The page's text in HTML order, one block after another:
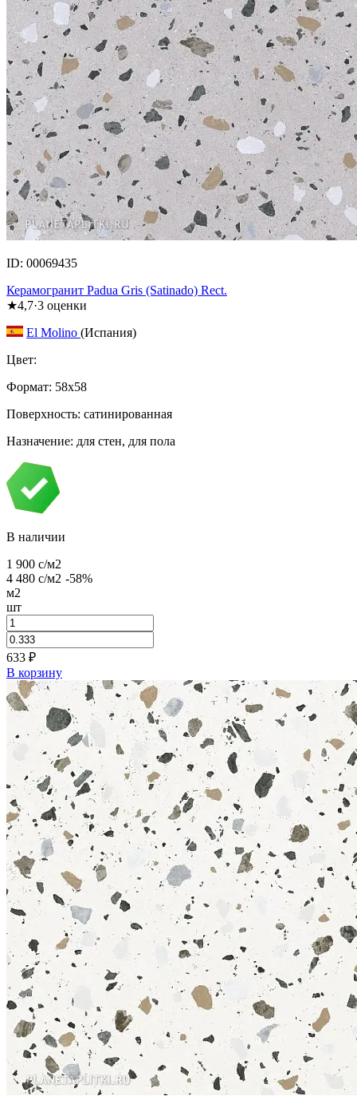
ID: 00069435
Керамогранит Padua Gris (Satinado) Rect.
★4,7·3 оценки
El Molino (Испания)
Цвет:
Формат: 58x58
Поверхность: сатинированная
Назначение: для стен, для пола
В наличии
1 900 c/м2
4 480 c/м2 -58%
м2
шт
633 ₽
В корзину